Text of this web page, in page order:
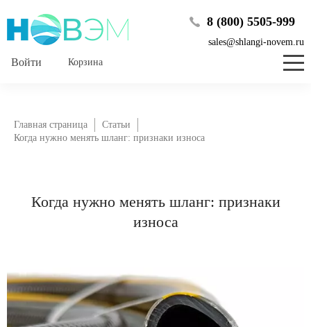
8 (800) 5505-999
sales@shlangi-novem.ru
Корзина
Главная страница
Статьи
Когда нужно менять шланг: признаки износа
Когда нужно менять шланг: признаки
износа